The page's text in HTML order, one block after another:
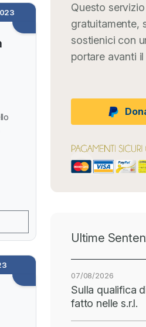
Questo
gratuitamente,
sostienici con
portare avanti
Ultime
07/08/2026
Sulla qualifica
fatto nelle s.r.l.